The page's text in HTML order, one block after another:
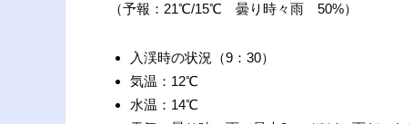
（予報：21℃/15℃ 曇り時々雨 50%）
入渓時の状況（9：30）
気温：12℃
水温：14℃